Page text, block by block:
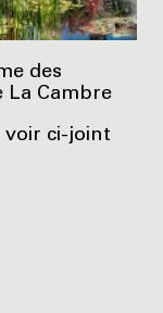
des
La Cambre
voir ci-joint